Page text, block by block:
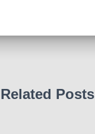
Related Posts